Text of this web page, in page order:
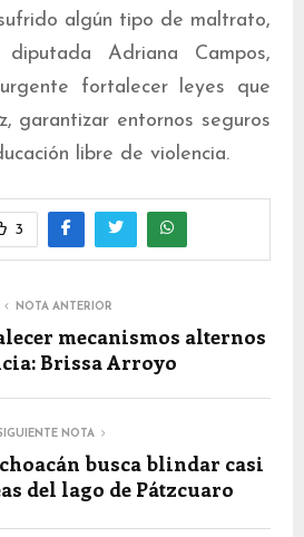
algún tipo de maltrato,
Adriana Campos,
fortalecer leyes que
garantizar entornos seguros
libre de violencia.
3
NOTA ANTERIOR
mecanismos alternos
Brissa Arroyo
NOTA
busca blindar casi
del lago de Pátzcuaro